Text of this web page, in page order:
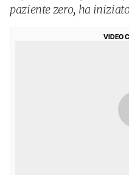
paziente zero, ha
VIDEO